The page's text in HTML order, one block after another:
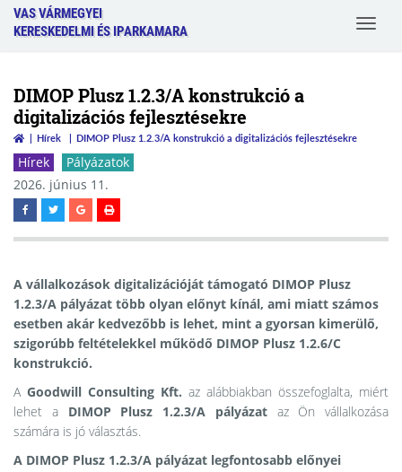
VAS VÁRMEGYEI
KERESKEDELMI ÉS IPARKAMARA
Toggle
DIMOP Plusz 1.2.3/A konstrukció a
digitalizációs fejlesztésekre
Hírek DIMOP Plusz 1.2.3/A konstrukció a digitalizációs fejlesztésekre
Hírek
Pályázatok
2026. június 11.
A vállalkozások digitalizációját támogató DIMOP Plusz
1.2.3/A pályázat több olyan előnyt kínál, ami miatt számos
esetben akár kedvezőbb is lehet, mint a gyorsan kimerülő,
szigorúbb feltételekkel működő DIMOP Plusz 1.2.6/C
konstrukció.
A Goodwill Consulting Kft. az alábbiakban összefoglalta, miért
lehet a DIMOP Plusz 1.2.3/A pályázataz Ön vállalkozása
számára is jó választás.
A DIMOP Plusz 1.2.3/A pályázat legfontosabb előnyei